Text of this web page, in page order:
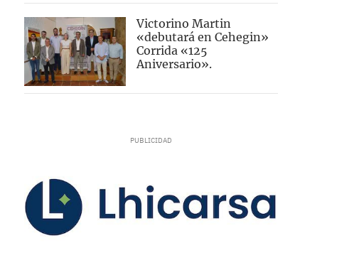
Victorino Martin
«debutará en Cehegin»
Corrida «125
Aniversario».